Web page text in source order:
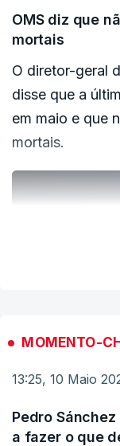
OMS diz que
mortais
O diretor-geral
disse que a
em maio e que
mortais.
O diretor geral
desembarque
MOMENTO-
13:25, 10 Maio
Pedro
a fazer o que